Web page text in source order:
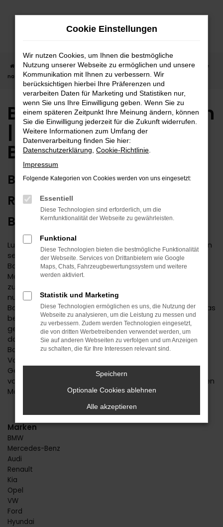
Zum
Startseite Balingen BMW
BMW Gebrauchtwagen | Lieferservice
nach Balingen
BMW Gebrauchtwagen
| Lieferservice nach
Balingen
BMW GEBRAUCHTWAGEN:
RUNDUM ZUVERLÄSSIG IN
BALINGEN UNTERWEGS
Lust auf einen Spartipp aus dem Autohaus Daub? Dann
setzen Sie auf einen BMW Gebrauchtwagen. Für
Balingen existiert keine günstigere Variante der
Mobilität und Sie dürfen sich auf ein rundum
zuverlässiges Fahrzeug freuen. Wir bieten Ihnen nicht
nur eine große Auswahl an BMW Gebrauchtwagen für
Balingen, sondern auch einen umfassenden Service. Das
beginnt mit der Beratung, bei der wir Ihnen erst einmal
genau zuhören. Wir finden heraus, welches Fahrzeug
das passende für Sie ist und unterbreiten Ihnen auf
Basis Ihrer individuellen Vorgaben eine Reihe von
Vorschlägen. Wenn wir uns für einen BMW
Gebrauchtwagen entschieden haben, profitieren Sie
von unserer meist großen Auswahl an unterschiedlichen
Modellen.
Marken
BMW
Mercedes-Benz
Audi
Renault
Kia
Opel
VW
Ford
Hyundai
Cookie Einstellungen
Wir nutzen Cookies, um Ihnen die bestmögliche
Nutzung unserer Webseite zu ermöglichen und unsere
Kommunikation mit Ihnen zu verbessern. Wir
berücksichtigen hierbei Ihre Präferenzen und
verarbeiten Daten für Marketing und Statistiken nur,
wenn Sie uns Ihre Einwilligung geben. Wenn Sie zu
einem späteren Zeitpunkt Ihre Meinung ändern, können
Sie die Einwilligung jederzeit für die Zukunft widerrufen.
Weitere Informationen zum Umfang der
Datenverarbeitung finden Sie hier:
Datenschutzerklärung Cookie-Richtlinie
Impressum
Folgende Kategorien von Cookies werden von uns eingesetzt:
Essentiell
Diese Technologien sind erforderlich, um die
Kernfunktionalität der Webseite zu gewährleisten.
Funktional
Diese Technologien bieten die bestmögliche Funktionalität
der Webseite. Services von Drittanbietern wie Google
Maps, Chats, Fahrzeugbewertungssystem und weitere
werden aktiviert.
Statistik und Marketing
Diese Technologien ermöglichen es uns, die Nutzung der
Webseite zu analysieren, um die Leistung zu messen und
zu verbessern. Zudem werden Technologien eingesetzt,
die von dritten Werbetreibenden verwendet werden, um
Sie auf anderen Webseiten zu verfolgen und um Anzeigen
zu schalten, die für Ihre Interessen relevant sind.
Speichern
Optionale Cookies ablehnen
Alle akzeptieren